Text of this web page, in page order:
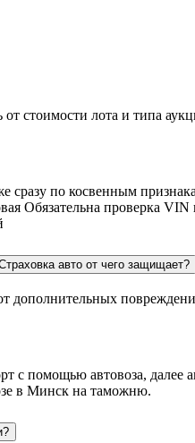
от стоимости лота и типа
сразу по косвенным
Обязательна проверка
авто от чего защищает?
дополнительных
с помощью автовоза, далее
в Минск на таможню.